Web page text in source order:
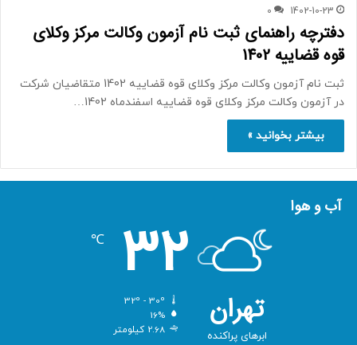
1402-10-23
0
دفترچه راهنمای ثبت نام آزمون وکالت مرکز وکلای
قوه قضاییه 1402
ثبت نام آزمون وکالت مرکز وکلای قوه قضاییه 1402 متقاضیان شرکت
در آزمون وکالت مرکز وکلای قوه قضاییه اسفندماه 1402…
بیشتر بخوانید »
آب و هوا
تهران
ابرهای پراکنده
32
℃
16%
2.68 کیلومتر